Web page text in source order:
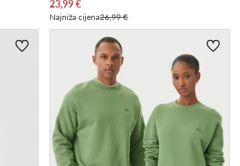
Trenutna cijena
23,99€
Najniža cijena26,99 €